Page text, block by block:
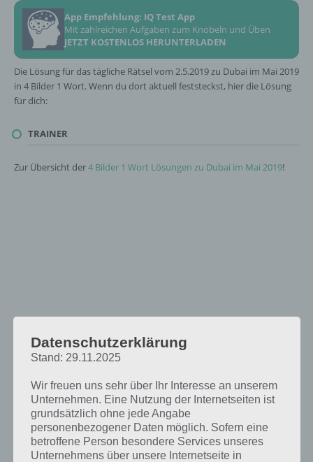
App Empfehlung: IQ Test App
Mit zahlreichen Aufgaben zum Knobeln und Üben
JETZT KOSTENLOS HERUNTERLADEN
Die Lösung für das tägliche Rätsel vom 2.5.2019 zu Dubai im Mai 2019
in 4 Bilder 1 Wort. Wenn du dort aktuell feststeckst, hier die Lösung
für dich:
TRAINER
Zur Übersicht der4 Bilder 1 Wort Lösungen zu Dubai im Mai 2019!
Datenschutzerklärung
Stand: 29.11.2025
Wir freuen uns sehr über Ihr Interesse an unserem
Unternehmen. Eine Nutzung der Internetseiten ist
grundsätzlich ohne jede Angabe
personenbezogener Daten möglich. Sofern eine
betroffene Person besondere Services unseres
Unternehmens über unsere Internetseite in